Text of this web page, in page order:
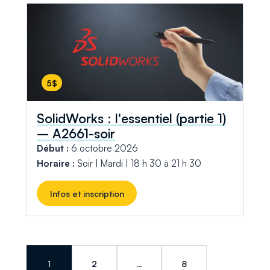
5$
SolidWorks : l'essentiel (partie 1)
– A2661-soir
Début : 6 octobre 2026
Horaire : Soir | Mardi | 18 h 30 à 21 h 30
Infos et inscription
1 2 … 8